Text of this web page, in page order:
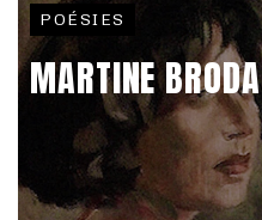
POÉSIES
MARTINE BRODA